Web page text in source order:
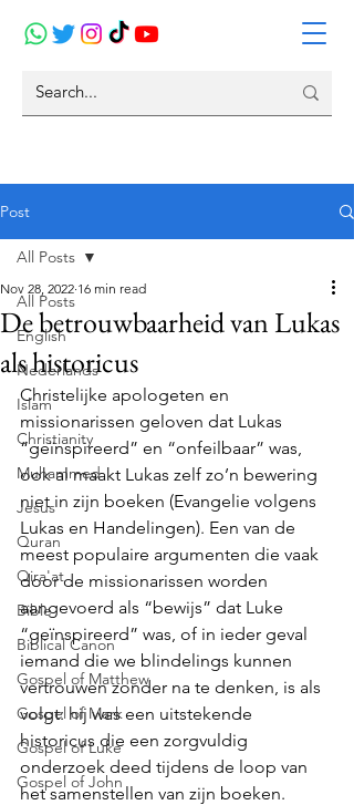
Post
All Posts
English
Nederlands
Islam
Christianity
Muhammed
Jesus
Quran
Qira'at
Bible
Biblical Canon
Gospel of Matthew
Gospel of Mark
Gospel of Luke
Gospel of John
All Posts
De betrouwbaarheid van Lukas
als historicus
Nov 28, 2022 16 min read
Christelijke apologeten en
missionarissen geloven dat Lukas
“geïnspireerd” en “onfeilbaar” was,
ook al maakt Lukas zelf zo’n bewering
niet in zijn boeken (Evangelie volgens
Lukas en Handelingen). Een van de
meest populaire argumenten die vaak
door de missionarissen worden
aangevoerd als “bewijs” dat Luke
“geïnspireerd” was, of in ieder geval
iemand die we blindelings kunnen
vertrouwen zonder na te denken, is als
volgt: hij was een uitstekende
historicus die een zorgvuldig
onderzoek deed tijdens de loop van
het samenstellen van zijn boeken.